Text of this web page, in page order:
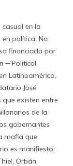
en la
política. No
financiada por
─‘Political
Latinoamérica,
José
existen entre
de la
gobernantes
mafia que
es manifiesto:
Orbán,